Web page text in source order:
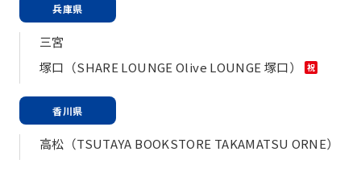
兵庫県
三宮
塚口（SHARE LOUNGE Olive LOUNGE 塚口）
祝
香川県
高松（TSUTAYA BOOKSTORE TAKAMATSU ORNE）